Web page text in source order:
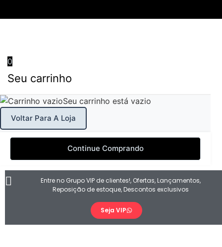
0
Seu carrinho
Seu carrinho está vazio
Voltar Para A Loja
Continue Comprando
Entre no Grupo VIP de clientes!, Ofertas, Lançamentos,
Reposição de estoque, Descontos exclusivos
Seja VIP